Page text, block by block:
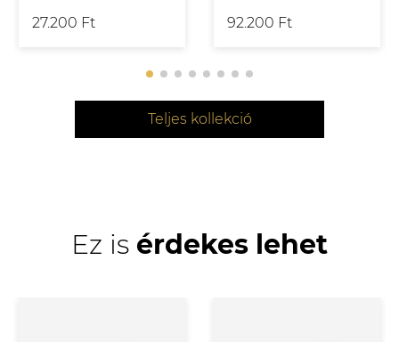
27.200 Ft 92.200 Ft
Teljes kollekció
Ez is érdekes lehet